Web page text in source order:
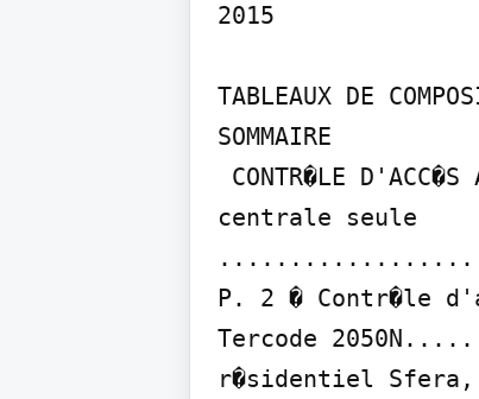
2015
TABLEAUX DE
SOMMAIRE
centrale seule
P. 2 � Contr�le
Tercode
r�sidentiel Sfera,